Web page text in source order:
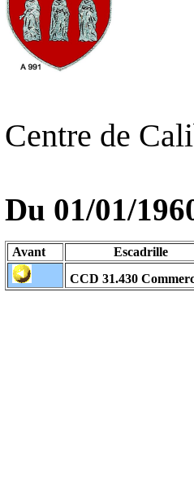
Centre de
Du 01/01/
Avant Escadrille
CCD 31.430